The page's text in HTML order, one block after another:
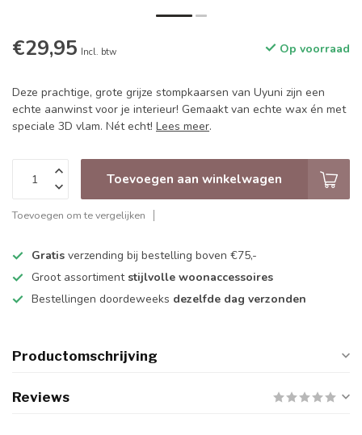
€29,95 Incl. btw Op voorraad
Deze prachtige, grote grijze stompkaarsen van Uyuni zijn een
echte aanwinst voor je interieur! Gemaakt van echte wax én met
speciale 3D vlam. Nét echt! Lees meer.
Toevoegen aan winkelwagen
Toevoegen om te vergelijken
Gratis verzending bij bestelling boven €75,-
Groot assortiment stijlvolle woonaccessoires
Bestellingen doordeweeks dezelfde dag verzonden
Productomschrijving
Reviews